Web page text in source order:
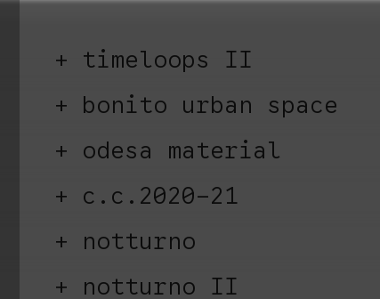
timeloops II
bonito urban space
odesa material
c.c.2020-21
notturno
notturno II